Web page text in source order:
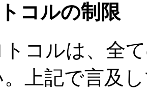
コルの制限
コルは、全
上記で言及